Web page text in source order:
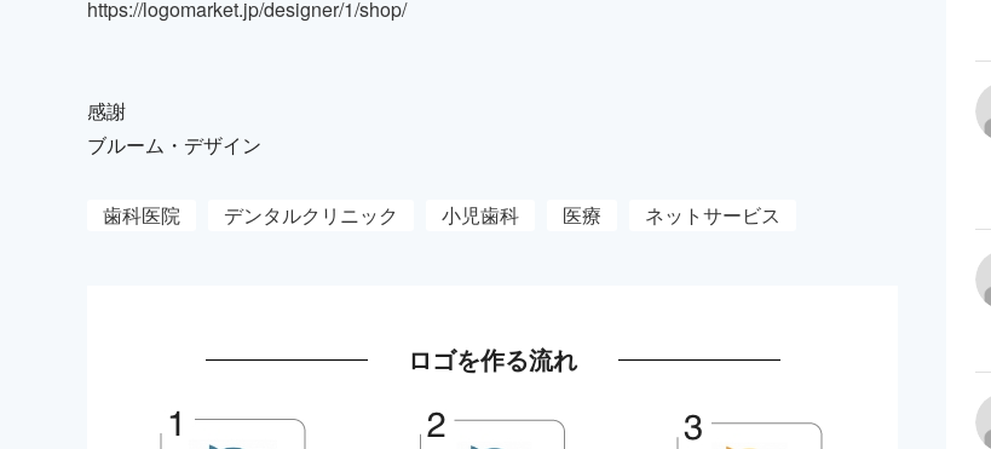
https://logomarket.jp/designer/1/shop/
感謝
ブルーム・デザイン
歯科医院 デンタルクリニック 小児歯科 医療 ネットサービス
ロゴを作る流れ